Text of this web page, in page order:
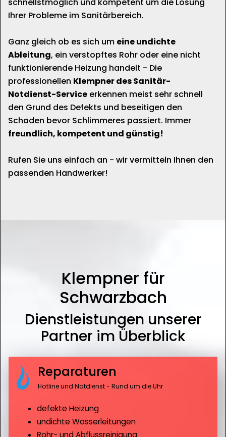
schnellstmöglich und kompetent um die Lösung
Ihrer Probleme im Sanitärbereich.
Ganz gleich ob es sich um eine undichte
Ableitung, ein verstopftes Rohr oder eine nicht
funktionierende Heizung handelt - Die
professionellen Klempner des Sanitär-
Notdienst-Service erkennen meist sehr schnell
den Grund des Defekts und beseitigen den
Schaden bevor Schlimmeres passiert. Immer
freundlich, kompetent und günstig!
Rufen Sie uns einfach an - wir vermitteln Ihnen den
passenden Handwerker!
Klempner für
Schwarzbach
Dienstleistungen unserer
Partner im Überblick
Reparaturen
Hotline und Notdienst - Rund um die Uhr
defekte Heizung
undichte Wasserleitungen
Rohr- und Abflussreinigung